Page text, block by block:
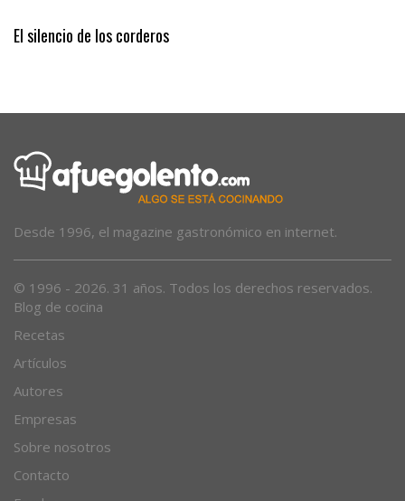
Más sombra
Blog de cocina
Recetas
Artículos
Autores
Empresas
Sobre nosotros